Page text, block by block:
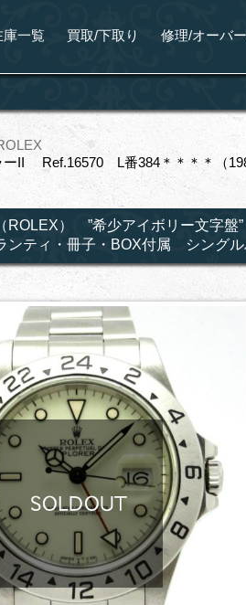
庫一覧 買取/下取り 修理/オーバ
ーII Ref.16570 L番384＊＊＊＊（
ROLEX） ”希少アイボリー文字
ティ・冊子・BOX付属 シング